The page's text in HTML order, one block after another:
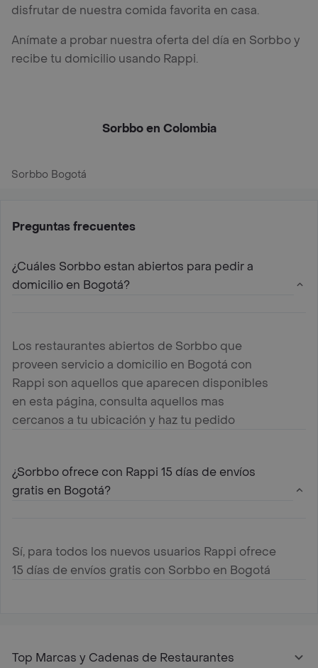
disfrutar de nuestra comida favorita en casa.
Anímate a probar nuestra oferta del día en Sorbbo y
recibe tu domicilio usando Rappi.
Sorbbo en Colombia
Sorbbo Bogotá
Preguntas frecuentes
¿Cuáles Sorbbo estan abiertos para pedir a
domicilio en Bogotá?
Los restaurantes abiertos de Sorbbo que
proveen servicio a domicilio en Bogotá con
Rappi son aquellos que aparecen disponibles
en esta página, consulta aquellos mas
cercanos a tu ubicación y haz tu pedido
¿Sorbbo ofrece con Rappi 15 días de envíos
gratis en Bogotá?
Sí, para todos los nuevos usuarios Rappi ofrece
15 días de envíos gratis con Sorbbo en Bogotá
Top Marcas y Cadenas de Restaurantes